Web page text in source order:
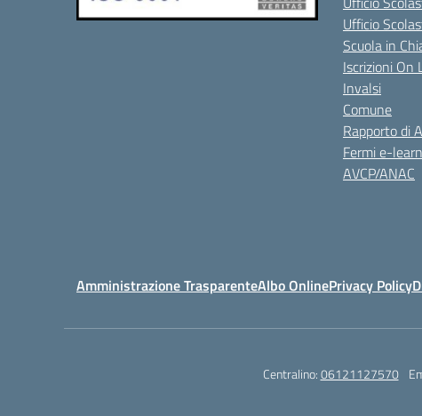
Ufficio
Scuola in
Iscrizioni On
Invalsi
Comune
Rapporto di
Fermi e-
AVCP/ANAC
Amministrazione TrasparenteAlbo OnlinePrivacy Policy
Centralino:06121127570